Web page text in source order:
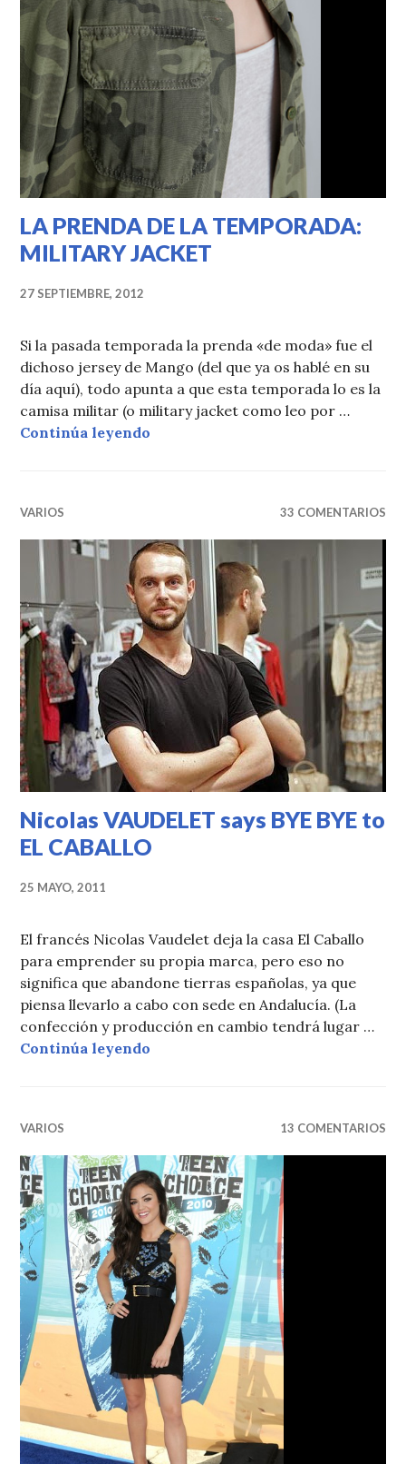
LA PRENDA DE LA TEMPORADA:
MILITARY JACKET
27 SEPTIEMBRE, 2012
Si la pasada temporada la prenda «de moda» fue el
dichoso jersey de Mango (del que ya os hablé en su
día aquí), todo apunta a que esta temporada lo es la
camisa militar (o military jacket como leo por …
Continúa leyendo
VARIOS 33 COMENTARIOS
Nicolas VAUDELET says BYE BYE to
EL CABALLO
25 MAYO, 2011
El francés Nicolas Vaudelet deja la casa El Caballo
para emprender su propia marca, pero eso no
significa que abandone tierras españolas, ya que
piensa llevarlo a cabo con sede en Andalucía. (La
confección y producción en cambio tendrá lugar …
Continúa leyendo
VARIOS 13 COMENTARIOS